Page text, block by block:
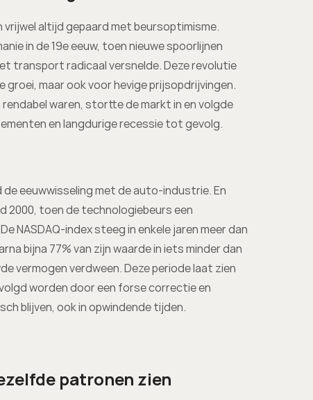
altijd gepaard met beursoptimisme.
in de 19e eeuw, toen nieuwe spoorlijnen
transport radicaal versnelde. Deze revolutie
maar ook voor hevige prijsopdrijvingen.
waren, stortte de markt in en volgde
en langdurige recessie tot gevolg.
eeuwwisseling met de auto-industrie. En
2000, toen de technologiebeurs een
NASDAQ-index steeg in enkele jaren meer dan
bijna 77% van zijn waarde in iets minder dan
vermogen verdween. Deze periode laat zien
worden door een forse correctie en
blijven, ook in opwindende tijden.
patronen zien